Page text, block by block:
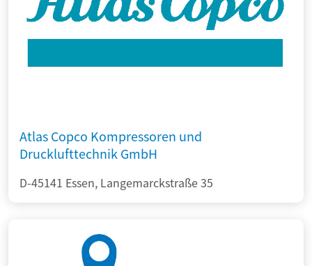
Atlas Copco Kompressoren und
Drucklufttechnik GmbH
D-45141 Essen, Langemarckstraße 35